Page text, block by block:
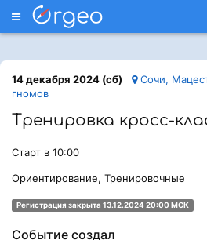
Меню
14 декабря 2024 (сб)
Сочи,
гномов
Тренировка кросс-
Старт в 10:00
Ориентирование, Тренировочные
Регистрация закрыта 13.12.2024 20:00 МСК
Событие создал